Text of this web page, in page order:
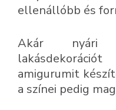
ellenállóbb és
Akár nyári
amigurumit
a színei pedig